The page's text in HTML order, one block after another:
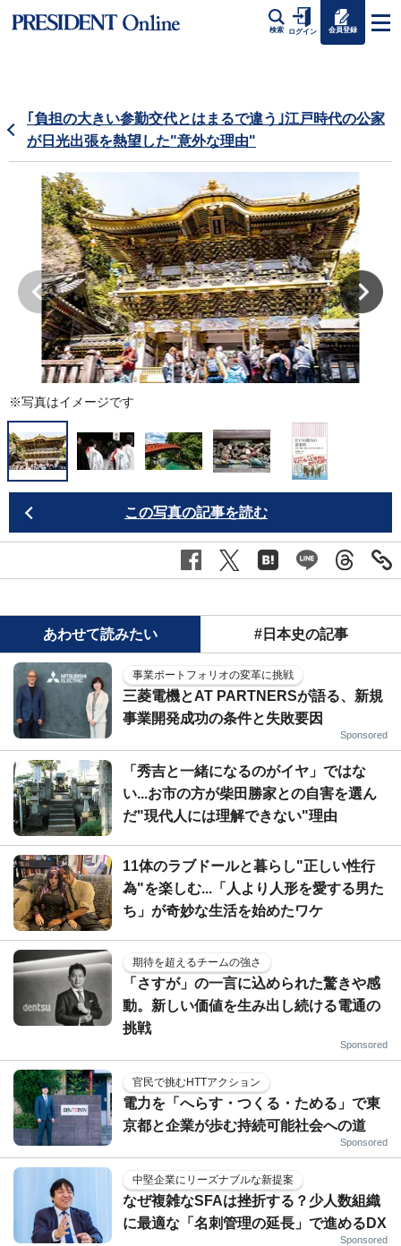
検索 ログイン 会員登録
｢負担の大きい参勤交代とはまるで違う｣江戸時代の公家
が日光出張を熱望した"意外な理由"
※写真はイメージです
この写真の記事を読む
あわせて読みたい #日本史の記事
事業ポートフォリオの変革に挑戦
三菱電機とAT PARTNERSが語る、新規
事業開発成功の条件と失敗要因
Sponsored
「秀吉と一緒になるのがイヤ」ではな
い...お市の方が柴田勝家との自害を選ん
だ"現代人には理解できない"理由
11体のラブドールと暮らし"正しい性行
為"を楽しむ...「人より人形を愛する男た
ち」が奇妙な生活を始めたワケ
期待を超えるチームの強さ
「さすが」の一言に込められた驚きや感
動。新しい価値を生み出し続ける電通の
挑戦
Sponsored
官民で挑むHTTアクション
電力を「へらす・つくる・ためる」で東
京都と企業が歩む持続可能社会への道
Sponsored
中堅企業にリーズナブルな新提案
なぜ複雑なSFAは挫折する？少人数組織
に最適な「名刺管理の延長」で進めるDX
Sponsored